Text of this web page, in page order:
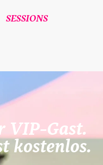
SESSIONS
VIP-Gast.
kostenlos.